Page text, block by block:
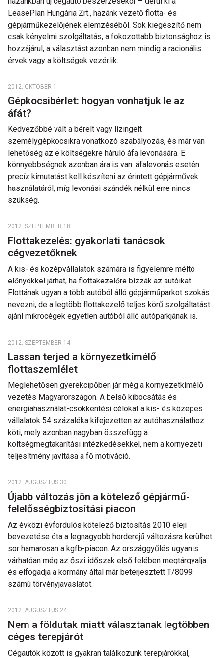
LeasePlan Hungária Zrt., hazánk vezető flotta- és
gépjárműkezelőjének elemzéséből. Sok kiegészítő nem
csak kényelmi szolgáltatás, a fokozottabb biztonsághoz is
hozzájárul, a választást azonban nem mindig a racionális
érvek vagy a költségek vezérlik.
2012. OKTÓBER 1.
Gépkocsibérlet: hogyan vonhatjuk le az
áfát?
Kedvezőbbé vált a bérelt vagy lízingelt
személygépkocsikra vonatkozó szabályozás, és már van
lehetőség az e költségekre háruló áfa levonására. E
könnyebbségnek azonban ára is van: áfalevonás esetén
precíz kimutatást kell készíteni az érintett gépjárművek
használatáról, míg levonási szándék nélkül erre nincs
szükség.
2012. SZEPTEMBER 18.
Flottakezelés: gyakorlati tanácsok
cégvezetőknek
A kis- és középvállalatok számára is figyelemre méltó
előnyökkel járhat, ha flottakezelőre bízzák az autóikat.
Flottának ugyan a több autóból álló gépjárműparkot szokás
nevezni, de a legtöbb flottakezelő teljes körű szolgáltatást
ajánl mikrocégek egyetlen autóból álló autóparkjának is.
2012. SZEPTEMBER 14.
Lassan terjed a környezetkímélő
flottaszemlélet
Meglehetősen gyerekcipőben jár még a környezetkímélő
vezetés Magyarországon. A belső kibocsátás és
energiahasználat-csökkentési célokat a kis- és közepes
vállalatok 54 százaléka kifejezetten az autóhasználathoz
köti, mely azonban nagyban összefügg a
költségmegtakarítási intézkedésekkel, nem a környezeti
teljesítmény javítása a fő motiváció.
2012. AUGUSZTUS 30.
Újabb változás jön a kötelező gépjármű-
felelősségbiztosítási piacon
Az évközi évfordulós kötelező biztosítás 2010 eleji
bevezetése óta a legnagyobb horderejű változásra kerülhet
sor hamarosan a kgfb-piacon. Az országgyűlés ugyanis
várhatóan még az őszi időszak első felében megtárgyalja
és elfogadja a kormány által már beterjesztett T/8099.
számú törvényjavaslatot.
2012. AUGUSZTUS 24.
Nem a földutak miatt választanak legtöbben
céges terepjárót
Cégautók között is gyakran találkozunk terepjárókkal,